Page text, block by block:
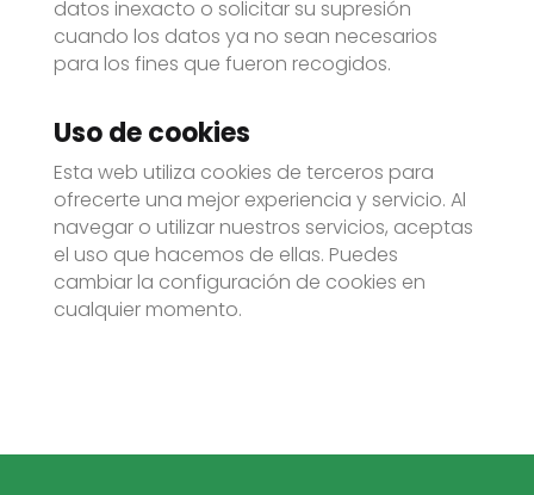
datos inexacto o solicitar su supresión
cuando los datos ya no sean necesarios
para los fines que fueron recogidos.
Uso de cookies
Esta web utiliza cookies de terceros para
ofrecerte una mejor experiencia y servicio. Al
navegar o utilizar nuestros servicios, aceptas
el uso que hacemos de ellas. Puedes
cambiar la configuración de cookies en
cualquier momento.